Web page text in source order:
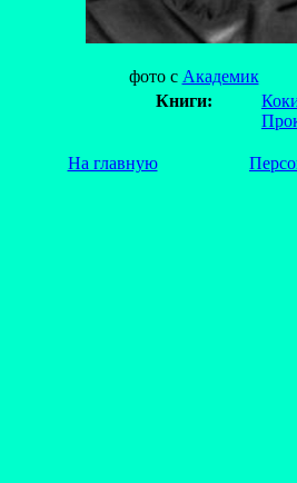
фото с Академик
Книги:
На главную